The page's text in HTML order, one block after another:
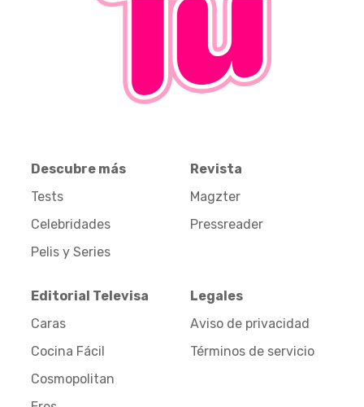
Descubre más
Tests
Celebridades
Pelis y Series
Revista
Magzter
Pressreader
Editorial Televisa
Caras
Cocina Fácil
Cosmopolitan
Legales
Aviso de privacidad
Términos de servicio